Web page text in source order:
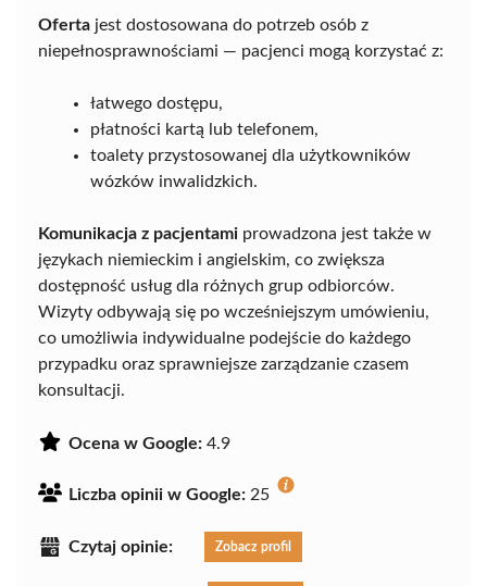
Oferta jest dostosowana do potrzeb osób z
niepełnosprawnościami — pacjenci mogą korzystać z:
łatwego dostępu,
płatności kartą lub telefonem,
toalety przystosowanej dla użytkowników
wózków inwalidzkich.
Komunikacja z pacjentami prowadzona jest także w
językach niemieckim i angielskim, co zwiększa
dostępność usług dla różnych grup odbiorców.
Wizyty odbywają się po wcześniejszym umówieniu,
co umożliwia indywidualne podejście do każdego
przypadku oraz sprawniejsze zarządzanie czasem
konsultacji.
Ocena w Google: 4.9
Liczba opinii w Google: 25
Czytaj opinie: Zobacz profil